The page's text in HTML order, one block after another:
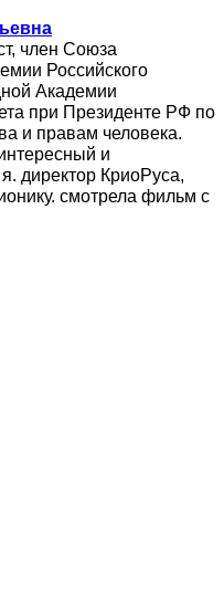
член Союза
Российского
Академии
при Президенте РФ по
и правам человека.
и
директор КриоРуса,
смотрела фильм с